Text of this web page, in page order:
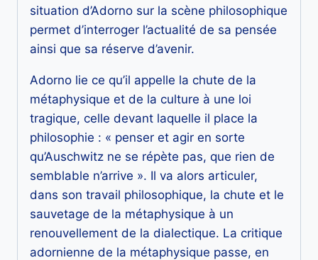
situation d’Adorno sur la scène philosophique
permet d’interroger l’actualité de sa pensée
ainsi que sa réserve d’avenir.
Adorno lie ce qu’il appelle la chute de la
métaphysique et de la culture à une loi
tragique, celle devant laquelle il place la
philosophie : « penser et agir en sorte
qu’Auschwitz ne se répète pas, que rien de
semblable n’arrive ». Il va alors articuler,
dans son travail philosophique, la chute et le
sauvetage de la métaphysique à un
renouvellement de la dialectique. La critique
adornienne de la métaphysique passe, en